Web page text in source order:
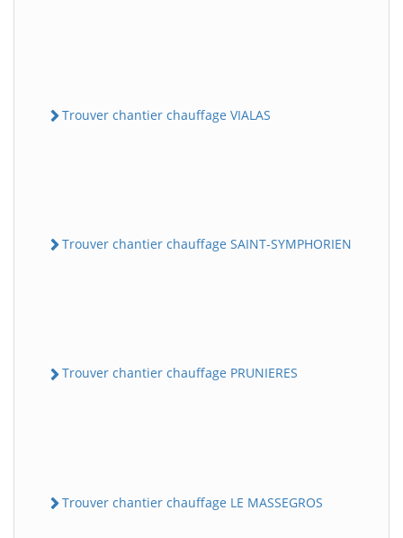
Trouver chantier chauffage VIALAS
Trouver chantier chauffage SAINT-SYMPHORIEN
Trouver chantier chauffage PRUNIERES
Trouver chantier chauffage LE MASSEGROS